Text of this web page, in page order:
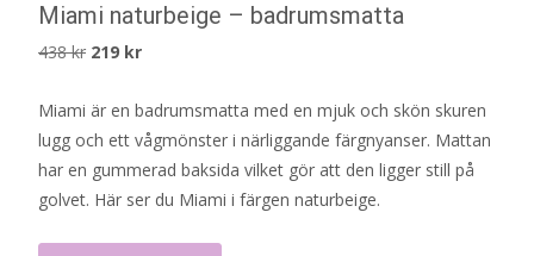
Miami naturbeige – badrumsmatta
438kr Det
priset
var:
438 kr.
219 krDet
priset
är:
219 kr.
Miami är en badrumsmatta med en mjuk och skön skuren
lugg och ett vågmönster i närliggande färgnyanser. Mattan
har en gummerad baksida vilket gör att den ligger still på
golvet. Här ser du Miami i färgen naturbeige.